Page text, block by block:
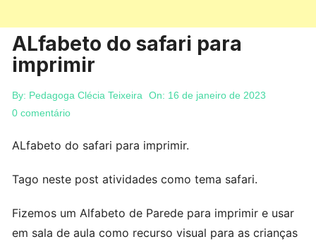
ALfabeto do safari para
imprimir
By: Pedagoga Clécia Teixeira On: 16 de janeiro de 2023
0 comentário
ALfabeto do safari para imprimir.
Tago neste post atividades como tema safari.
Fizemos um Alfabeto de Parede para imprimir e usar
em sala de aula como recurso visual para as crianças